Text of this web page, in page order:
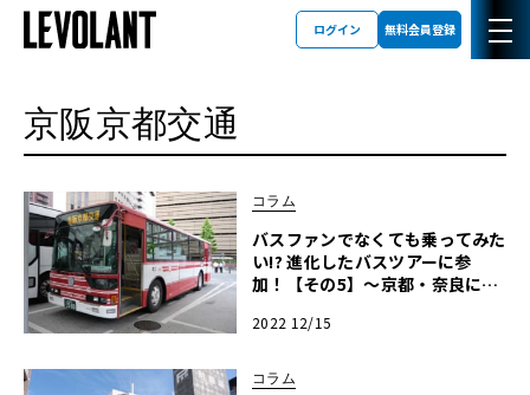
ログイン 無料会員登録
京阪京都交通
コラム
バスファンでなくても乗ってみた
い!? 進化したバスツアーに参
加！【その5】～京都・奈良にま
交通側）～
2022 12/15
コラム